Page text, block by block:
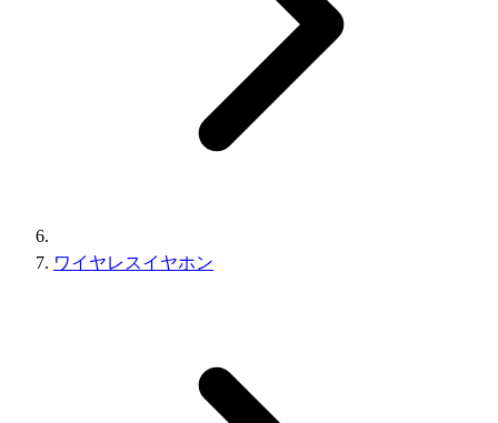
ワイヤレスイヤホン